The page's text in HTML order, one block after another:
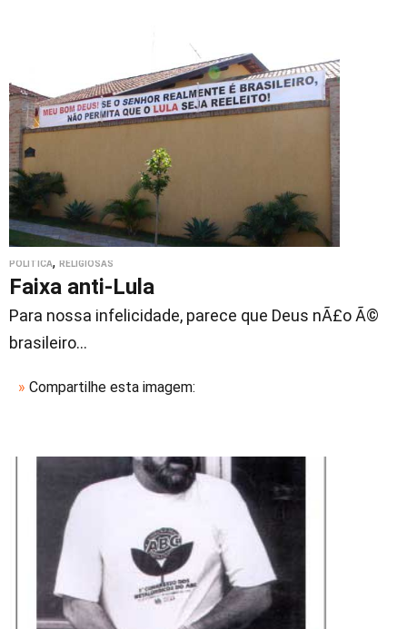
POLÍTICA, RELIGIOSAS
Faixa anti-Lula
Para nossa infelicidade, parece que Deus nÃ£o Ã©
brasileiro...
» Compartilhe esta imagem: